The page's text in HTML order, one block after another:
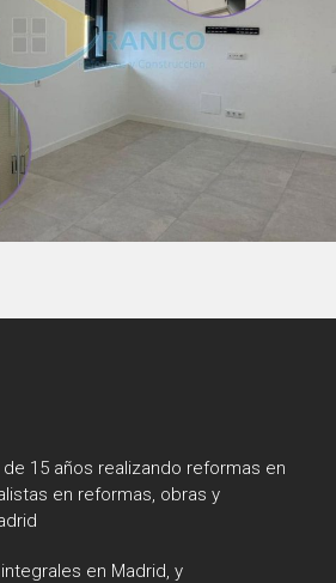
15 años realizando reformas en
en reformas, obras y
en Madrid, y